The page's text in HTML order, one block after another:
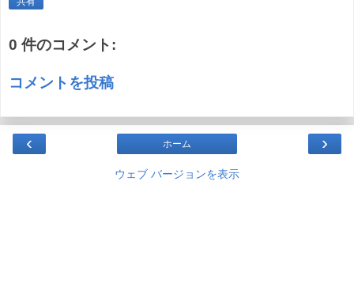
0 件のコメント:
コメントを投稿
‹ ›
ホーム
ウェブ バージョンを表示